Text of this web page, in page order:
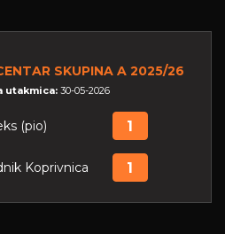
SKUPINA A 2025/26
utakmica: 30-05-2026
(pio) 1
Koprivnica 1